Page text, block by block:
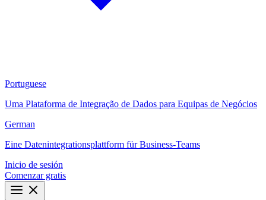
Portuguese
Uma Plataforma de Integração de Dados para Equipas de Negócios
German
Eine Datenintegrationsplattform für Business-Teams
Inicio de sesión
Comenzar gratis